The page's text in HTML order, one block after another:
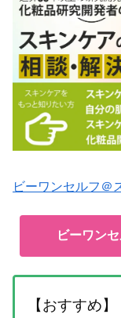
ビーワンセルフ＠
ビーワン
【おすすめ】